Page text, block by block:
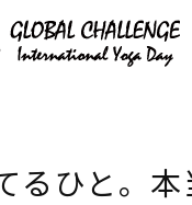
るひと。本